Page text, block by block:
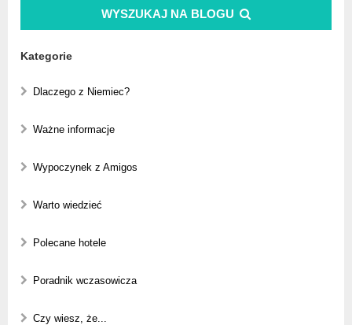
WYSZUKAJ NA BLOGU
Kategorie
Dlaczego z Niemiec?
Ważne informacje
Wypoczynek z Amigos
Warto wiedzieć
Polecane hotele
Poradnik wczasowicza
Czy wiesz, że...